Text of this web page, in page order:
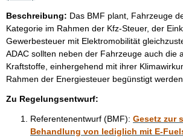
Beschreibung: Das BMF plant, Fahrzeuge
Kategorie im Rahmen der Kfz-Steuer, der
Gewerbesteuer mit Elektromobilität
ADAC sollten neben der Fahrzeuge auch die
Kraftstoffe, einhergehend mit ihrer
Rahmen der Energiesteuer begünstigt werden.
Zu Regelungsentwurf:
Referentenentwurf (BMF): Gesetz zur
Behandlung von lediglich mit E-